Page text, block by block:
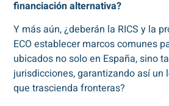
financiación alternativa?
Y más aún, ¿deberán la RICS y la
ECO establecer marcos comunes
ubicados no solo en España, sino
jurisdicciones, garantizando así un
que trascienda fronteras?